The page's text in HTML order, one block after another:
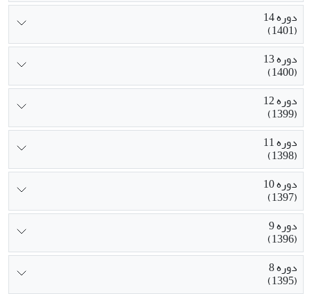
دوره 14
(1401)
دوره 13
(1400)
دوره 12
(1399)
دوره 11
(1398)
دوره 10
(1397)
دوره 9
(1396)
دوره 8
(1395)